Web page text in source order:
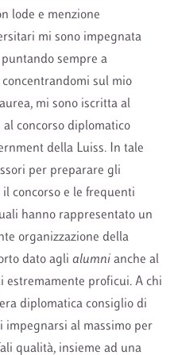
lode e menzione
mi sono impegnata
sempre a
sul mio
mi sono iscritta al
concorso diplomatico
della Luiss. In tale
per preparare gli
concorso e le frequenti
hanno rappresentato un
organizzazione della
dato agli alumni anche al
estremamente proficui. A chi
diplomatica consiglio di
impegnarsi al massimo per
qualità, insieme ad una